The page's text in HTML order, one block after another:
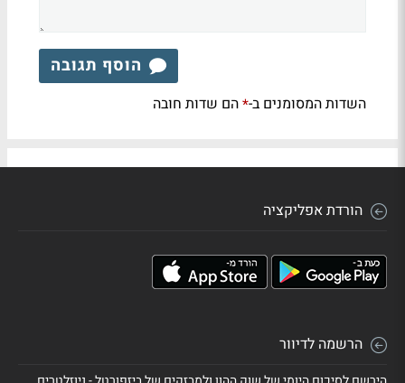
הוסף תגובה
השדות המסומנים ב-*הם שדות חובה
הורדת אפליקציה
הרשמה לדיוור